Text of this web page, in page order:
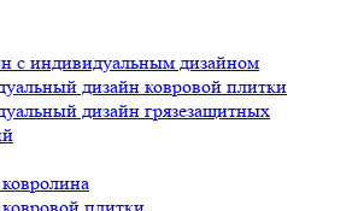
с индивидуальным дизайном
дизайн ковровой плитки
дизайн грязезащитных
плитки